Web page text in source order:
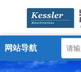
网站导航